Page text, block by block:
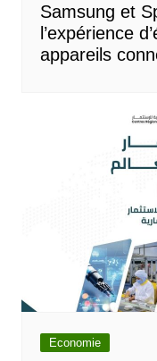
Samsung et
l’expérience
appareils
Economie